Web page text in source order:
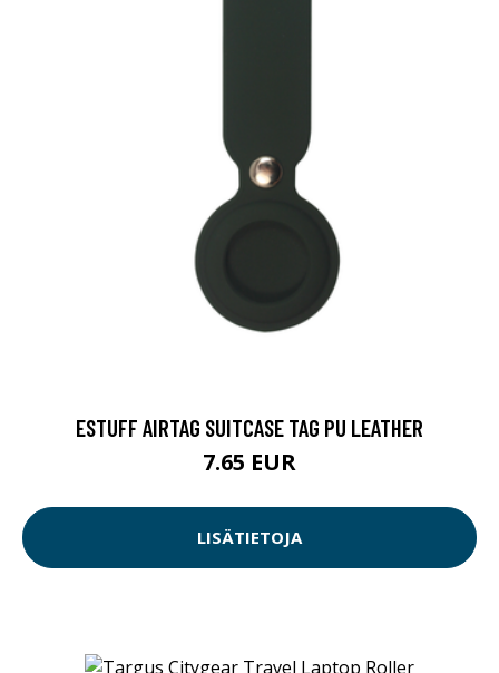
ESTUFF AIRTAG SUITCASE TAG PU LEATHER
7.65 EUR
LISÄTIETOJA